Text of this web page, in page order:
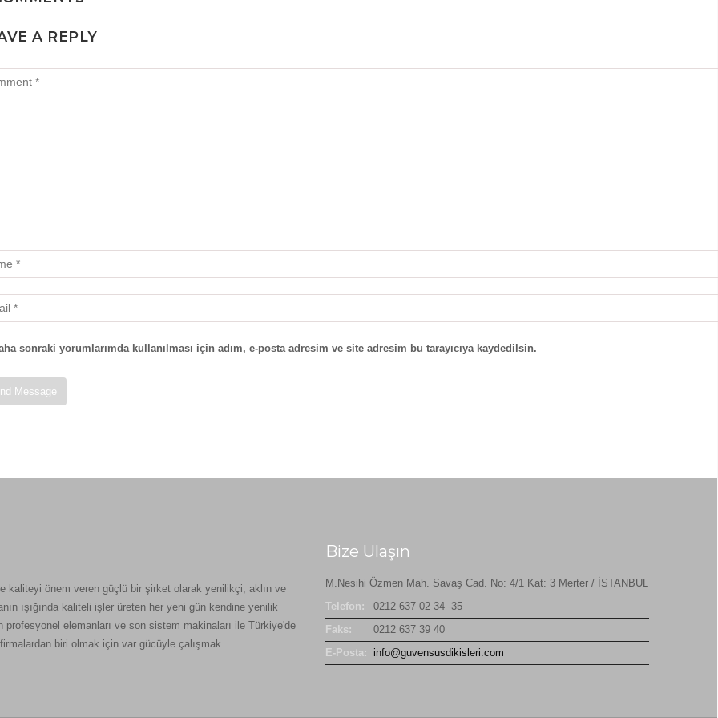
A REPLY
sonraki yorumlarımda kullanılması için adım, e-posta adresim ve site adresim bu tarayıcıya kaydedilsin.
kaliteyi önem veren güçlü bir şirket olarak yenilikçi, aklın ve
ışığında kaliteli işler üreten her yeni gün kendine yenilik
profesyonel elemanları ve son sistem makinaları ile Türkiye'de
biri olmak için var gücüyle çalışmak
Bize Ulaşın
M.Nesihi Özmen Mah. Savaş Cad. No: 4/1 Kat: 3 Merter / İSTANBUL
Telefon:
0212 637 02 34 -35
Faks:
0212 637 39 40
E-Posta:
info@guvensusdikisleri.com